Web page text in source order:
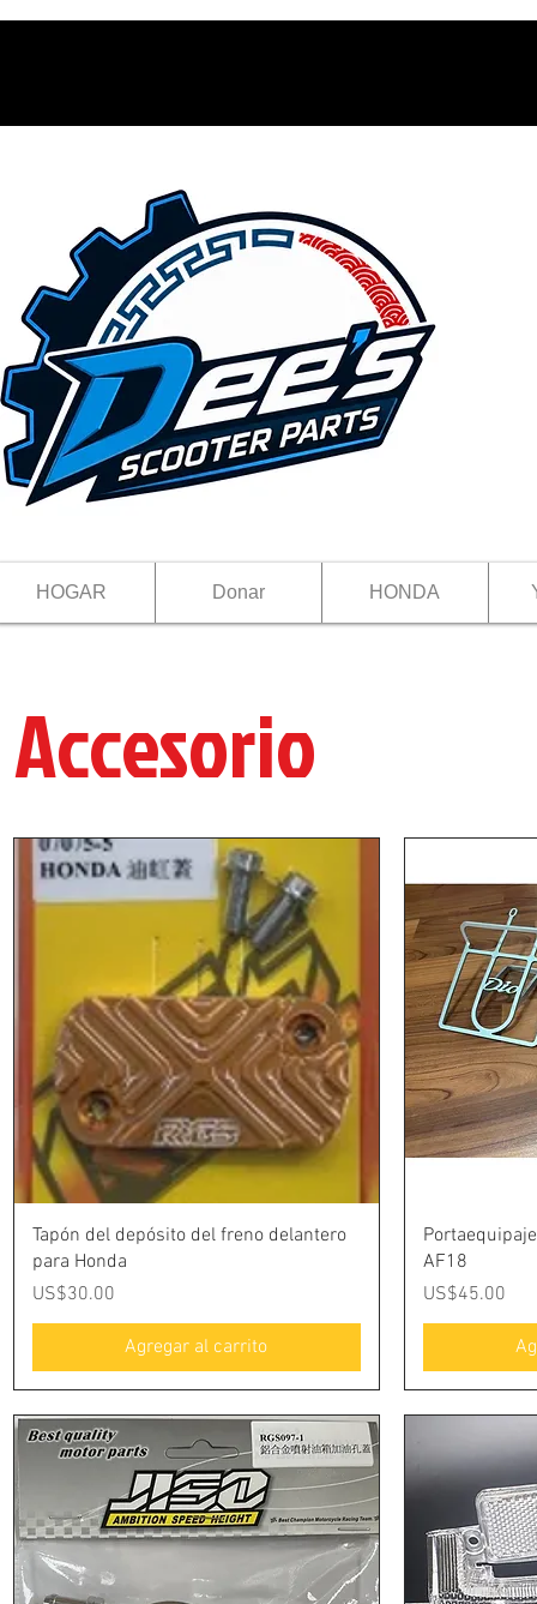
HOGAR Donar HONDA
Accesorio
Vista rápida
Tapón del depósito del freno delantero
para Honda
Precio
US$30.00
Agregar al carrito
AF18
Precio
US$45.00